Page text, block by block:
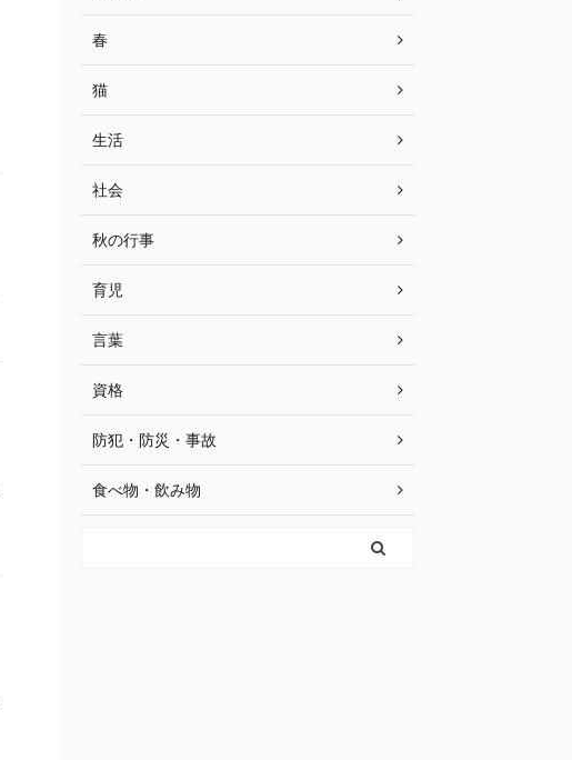
春
猫
生活
社会
秋の行事
育児
言葉
資格
防犯・防災・事故
食べ物・飲み物